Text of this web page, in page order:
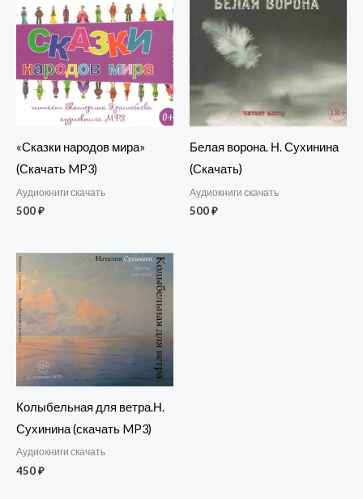
«Сказки народов мира»
(Скачать MP3)
Аудиокниги скачать
500₽
Белая ворона. Н. Сухинина
(Скачать)
Аудиокниги скачать
500₽
Колыбельная для ветра.Н.
Сухинина (скачать MP3)
Аудиокниги скачать
450₽